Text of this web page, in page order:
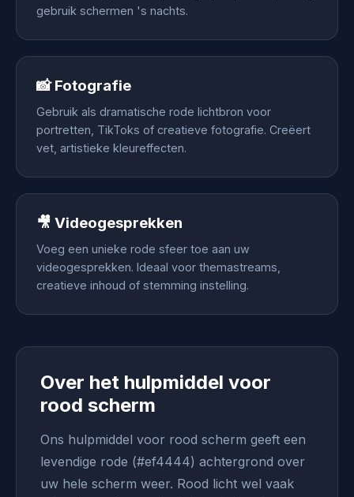
gebruik schermen 's nachts.
📸 Fotografie
Gebruik als dramatische rode lichtbron voor
portretten, TikToks of creatieve fotografie. Creëert
vet, artistieke kleureffecten.
🎥 Videogesprekken
Voeg een unieke rode sfeer toe aan uw
videogesprekken. Ideaal voor themastreams,
creatieve inhoud of stemming instelling.
Over het hulpmiddel voor
rood scherm
Ons hulpmiddel voor rood scherm geeft een
levendige rode (#ef4444) achtergrond over
uw hele scherm weer. Rood licht wel vaak